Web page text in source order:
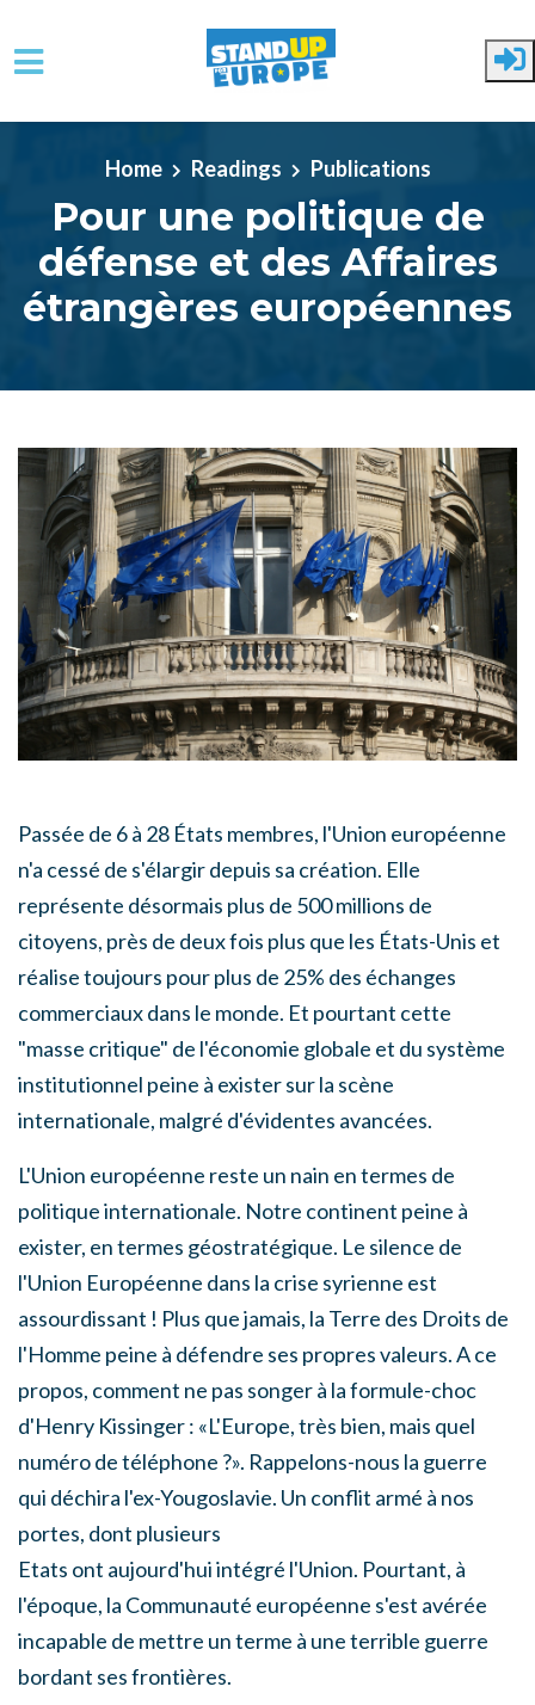
Skip to main content
Home
Readings Publications
Pour une politique de
défense et des Affaires
étrangères européennes
Passée de 6 à 28 États membres, l'Union européenne
n'a cessé de s'élargir depuis sa création. Elle
représente désormais plus de 500 millions de
citoyens, près de deux fois plus que les États-Unis et
réalise toujours pour plus de 25% des échanges
commerciaux dans le monde. Et pourtant cette
"masse critique" de l'économie globale et du système
institutionnel peine à exister sur la scène
internationale, malgré d'évidentes avancées.
L'Union européenne reste un nain en termes de
politique internationale. Notre continent peine à
exister, en termes géostratégique. Le silence de
l'Union Européenne dans la crise syrienne est
assourdissant ! Plus que jamais, la Terre des Droits de
l'Homme peine à défendre ses propres valeurs. A ce
propos, comment ne pas songer à la formule-choc
d'Henry Kissinger : «L'Europe, très bien, mais quel
numéro de téléphone ?». Rappelons-nous la guerre
qui déchira l'ex-Yougoslavie. Un conflit armé à nos
portes, dont plusieurs
Etats ont aujourd'hui intégré l'Union. Pourtant, à
l'époque, la Communauté européenne s'est avérée
incapable de mettre un terme à une terrible guerre
bordant ses frontières.